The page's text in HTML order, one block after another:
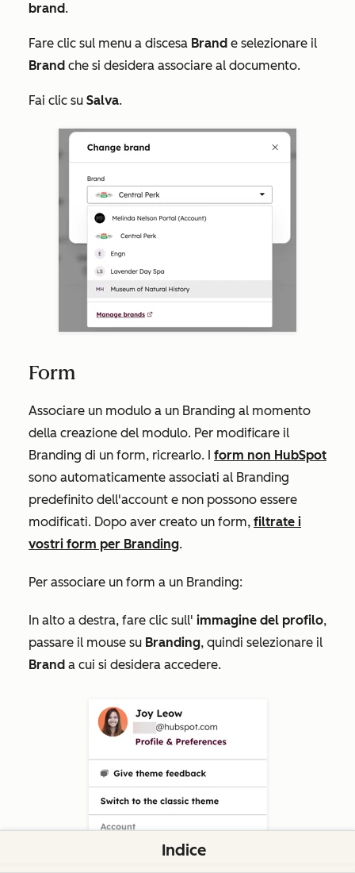
brand.
Fare clic sul menu a discesa Brand e selezionare il
Brand che si desidera associare al documento.
Fai clic su Salva.
Form
Associare un modulo a un Branding al momento
della creazione del modulo. Per modificare il
Branding di un form, ricrearlo. I form non HubSpot
sono automaticamente associati al Branding
predefinito dell'account e non possono essere
modificati. Dopo aver creato un form, filtrate i
vostri form per Branding.
Per associare un form a un Branding:
In alto a destra, fare clic sull' immagine del profilo,
passare il mouse su Branding, quindi selezionare il
Brand a cui si desidera accedere.
Indice